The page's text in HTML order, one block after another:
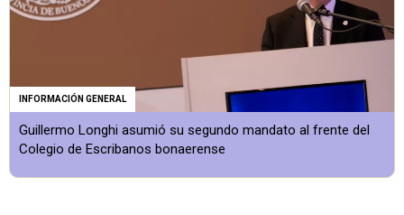
INFORMACIÓN GENERAL
Guillermo Longhi asumió su segundo mandato al frente del
Colegio de Escribanos bonaerense